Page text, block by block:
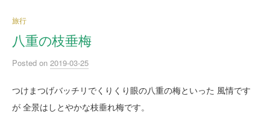
旅行
八重の枝垂梅
Posted on 2019-03-25
つけまつげバッチリでくりくり眼の八重の梅といった 風情です
が 全景はしとやかな枝垂れ梅です。